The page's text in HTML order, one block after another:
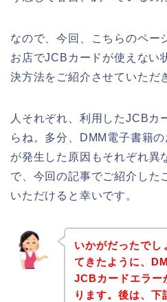
なので、今回、こちらのペー
お店でJCBカードが使えない
決方法をご紹介させていただ
人それぞれ、利用したJCBカ
らね。多分、DMM電子書籍
が発生した原因もそれぞれ異
で、今回の記事でご紹介した
いただけると幸いです。
いかがだったでし
てきたように、
JCBカードエラー
ります。後は、